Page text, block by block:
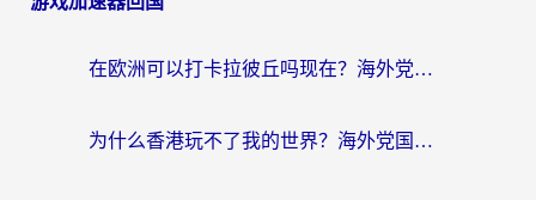
在欧洲可以打卡拉彼丘吗现在？海外党国服游戏加速器终极避坑指南
为什么香港玩不了我的世界？海外党国服游戏加速终极解决方案